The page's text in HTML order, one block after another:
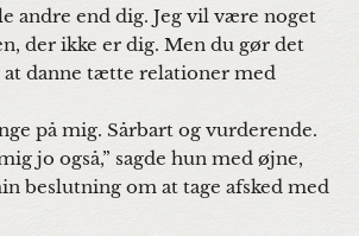
andre end dig. Jeg vil være noget
der ikke er dig. Men du gør det
danne tætte relationer med
på mig. Sårbart og vurderende.
jo også,” sagde hun med øjne,
beslutning om at tage afsked med